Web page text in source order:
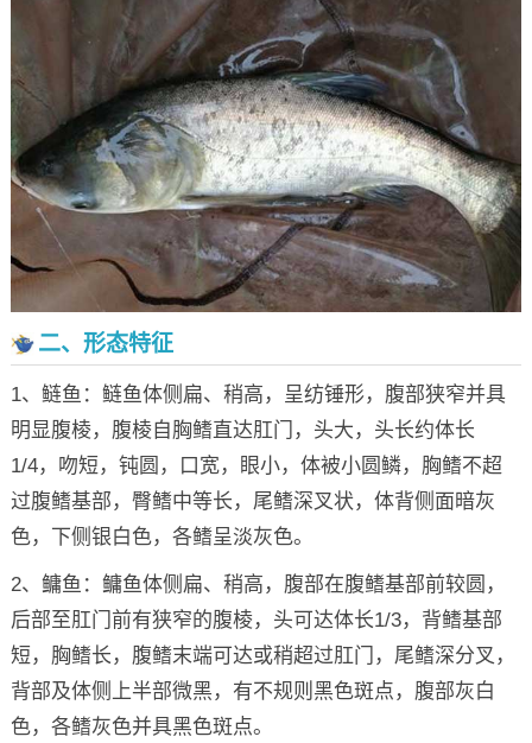
二、形态特征
1、鲢鱼：鲢鱼体侧扁、稍高，呈纺锤形，腹部狭窄并具
明显腹棱，腹棱自胸鳍直达肛门，头大，头长约体长
1/4，吻短，钝圆，口宽，眼小，体被小圆鳞，胸鳍不超
过腹鳍基部，臀鳍中等长，尾鳍深叉状，体背侧面暗灰
色，下侧银白色，各鳍呈淡灰色。
2、鳙鱼：鳙鱼体侧扁、稍高，腹部在腹鳍基部前较圆，
后部至肛门前有狭窄的腹棱，头可达体长1/3，背鳍基部
短，胸鳍长，腹鳍末端可达或稍超过肛门，尾鳍深分叉，
背部及体侧上半部微黑，有不规则黑色斑点，腹部灰白
色，各鳍灰色并具黑色斑点。